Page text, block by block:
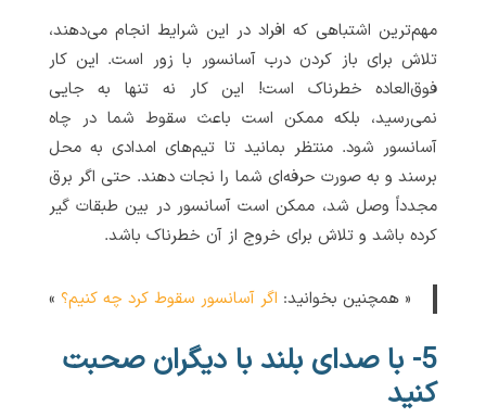
مهم‌ترین اشتباهی که افراد در این شرایط انجام می‌دهند،
تلاش برای باز کردن درب آسانسور با زور است. این کار
فوق‌العاده خطرناک است! این کار نه تنها به جایی
نمی‌رسید، بلکه ممکن است باعث سقوط شما در چاه
آسانسور شود. منتظر بمانید تا تیم‌های امدادی به محل
برسند و به صورت حرفه‌ای شما را نجات دهند. حتی اگر برق
مجدداً وصل شد، ممکن است آسانسور در بین طبقات گیر
کرده باشد و تلاش برای خروج از آن خطرناک باشد.
« همچنین بخوانید: اگر آسانسور سقوط کرد چه کنیم؟»
5- با صدای بلند با دیگران صحبت
کنید